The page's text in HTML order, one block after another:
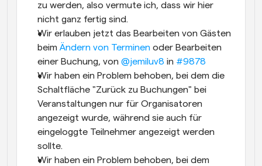
zu werden, also vermute ich, dass wir hier
nicht ganz fertig sind.
Wir erlauben jetzt das Bearbeiten von Gästen
beim Ändern von Terminen oder Bearbeiten
einer Buchung, von @jemiluv8 in #9878
Wir haben ein Problem behoben, bei dem die
Schaltfläche "Zurück zu Buchungen" bei
Veranstaltungen nur für Organisatoren
angezeigt wurde, während sie auch für
eingeloggte Teilnehmer angezeigt werden
sollte.
Wir haben ein Problem behoben, bei dem